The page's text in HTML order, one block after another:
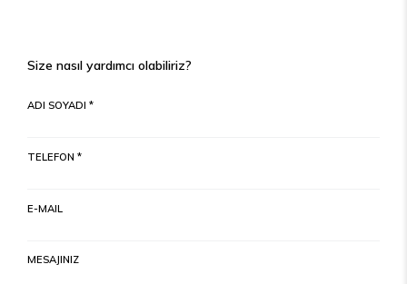
Size nasıl yardımcı olabiliriz?
ADI SOYADI *
TELEFON *
E-MAIL
MESAJINIZ